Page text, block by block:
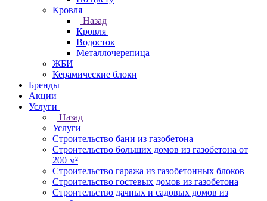
Кровля
Назад
Кровля
Водосток
Металлочерепица
ЖБИ
Керамические блоки
Бренды
Акции
Услуги
Назад
Услуги
Строительство бани из газобетона
Строительство больших домов из газобетона от
200 м²
Строительство гаража из газобетонных блоков
Строительство гостевых домов из газобетона
Строительство дачных и садовых домов из